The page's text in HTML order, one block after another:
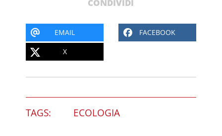
CONDIVIDI
EMAIL FACEBOOK
X
TAGS: ECOLOGIA